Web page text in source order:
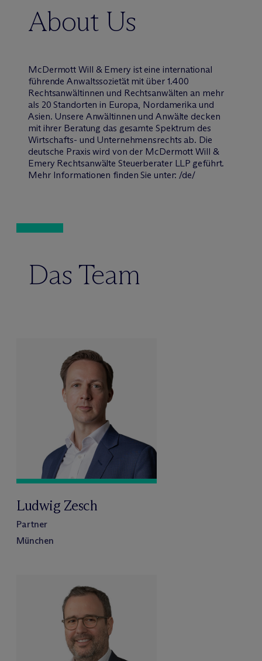
About Us
McDermott Will & Emery ist eine international
führende Anwaltssozietät mit über 1.400
Rechtsanwältinnen und Rechtsanwälten an mehr
als 20 Standorten in Europa, Nordamerika und
Asien. Unsere Anwältinnen und Anwälte decken
mit ihrer Beratung das gesamte Spektrum des
Wirtschafts- und Unternehmensrechts ab. Die
deutsche Praxis wird von der McDermott Will &
Emery Rechtsanwälte Steuerberater LLP geführt.
Mehr Informationen finden Sie unter: /de/
Das Team
Ludwig Zesch
Partner
München